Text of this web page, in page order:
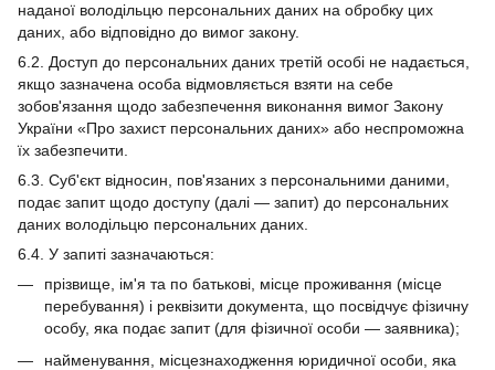
наданої володільцю персональних даних на обробку цих
даних, або відповідно до вимог закону.
6.2. Доступ до персональних даних третій особі не надається,
якщо зазначена особа відмовляється взяти на себе
зобов'язання щодо забезпечення виконання вимог Закону
України «Про захист персональних даних» або неспроможна
їх забезпечити.
6.3. Суб'єкт відносин, пов'язаних з персональними даними,
подає запит щодо доступу (далі — запит) до персональних
даних володільцю персональних даних.
6.4. У запиті зазначаються:
прізвище, ім'я та по батькові, місце проживання (місце
перебування) і реквізити документа, що посвідчує фізичну
особу, яка подає запит (для фізичної особи — заявника);
найменування, місцезнаходження юридичної особи, яка